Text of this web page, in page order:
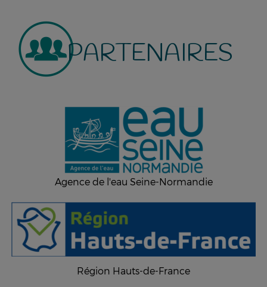
PARTENAIRES
Agence de l'eau Seine-Normandie
Région Hauts-de-France